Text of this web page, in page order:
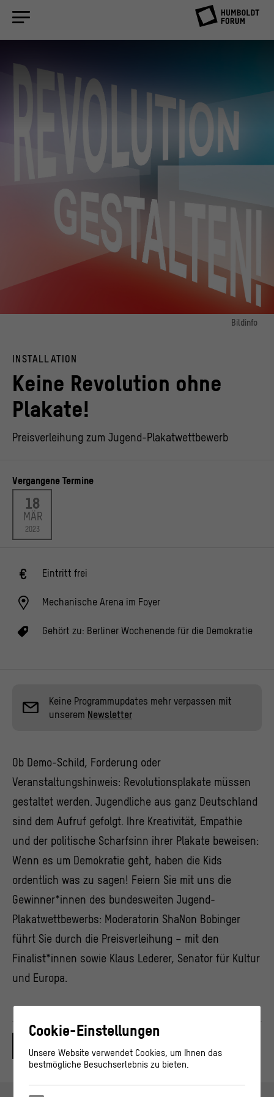
Bildinfo
INSTALLATION
Keine Revolution ohne
Plakate!
Preisverleihung zum Jugend-Plakatwettbewerb
Vergangene Termine
18
MÄR
2023
Eintritt frei
Mechanische Arena im Foyer
Gehört zu: Berliner Wochenende für die Demokratie
Keine Programmupdates mehr verpassen mit
unserem Newsletter
Ob Demo-Schild, Forderung oder
Veranstaltungshinweis: Revolutionsplakate müssen
gestaltet werden. Jugendliche aus ganz Deutschland
sind dem Aufruf gefolgt. Ihre Kreativität, Empathie
und der politische Scharfsinn ihrer Plakate beweisen:
Wenn es um Demokratie geht, haben die Kids
ordentlich was zu sagen! Feiern Sie mit uns die
Gewinner*innen des bundesweiten Jugend-
Plakatwettbewerbs: Moderatorin ShaNon Bobinger
führt Sie durch die Preisverleihung – mit den
Finalist*innen sowie Klaus Lederer, Senator für Kultur
und Europa.
Cookie-Einstellungen
Unsere Website verwendet Cookies, um Ihnen das
bestmögliche Besuchserlebnis zu bieten.